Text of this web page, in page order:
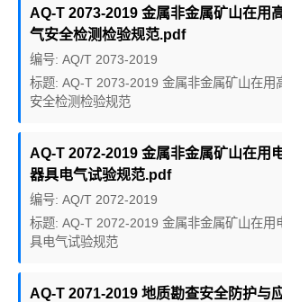
AQ-T 2073-2019 金属非金属矿山在用
气安全检测检验规范.pdf
编号: AQ/T 2073-2019
标题: AQ-T 2073-2019 金属非金属矿山在用
安全检测检验规范
AQ-T 2072-2019 金属非金属矿山在用
器具电气试验规范.pdf
编号: AQ/T 2072-2019
标题: AQ-T 2072-2019 金属非金属矿山在用
具电气试验规范
AQ-T 2071-2019 地质勘查安全防护与